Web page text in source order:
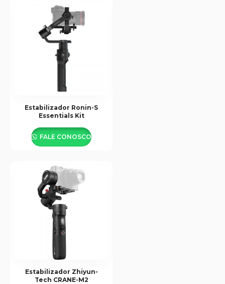
Estabilizador Ronin-S
Essentials Kit
FALE CONOSCO
Estabilizador Zhiyun-
Tech CRANE-M2